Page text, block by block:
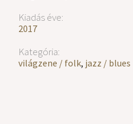
Kiadás éve:
2017
Kategória:
világzene / folk, jazz / blues